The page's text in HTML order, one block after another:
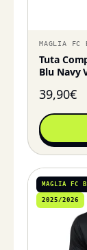
MAGLIA FC
Tuta
Blu Navy
39,90€
MAGLIA FC
2025/2026